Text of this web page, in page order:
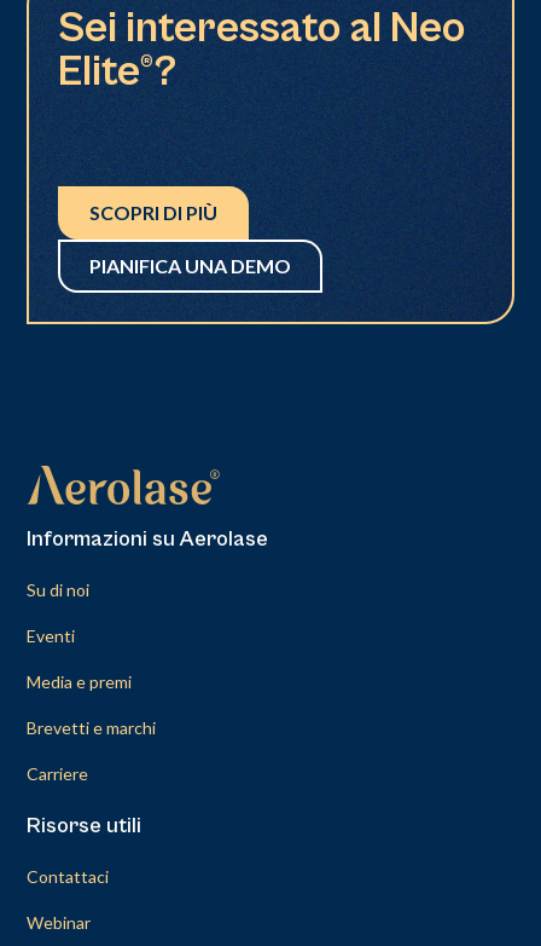
Sei interessato al Neo
Elite®?
SCOPRI DI PIÙ
PIANIFICA UNA DEMO
Informazioni su Aerolase
Su di noi
Eventi
Media e premi
Brevetti e marchi
Carriere
Risorse utili
Contattaci
Webinar